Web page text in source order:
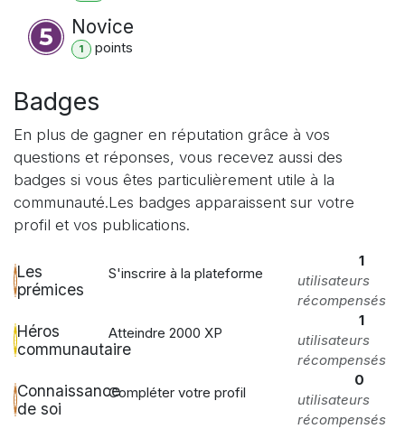
Novice
1 points
Badges
En plus de gagner en réputation grâce à vos
questions et réponses, vous recevez aussi des
badges si vous êtes particulièrement utile à la
communauté.Les badges apparaissent sur votre
profil et vos publications.
Les
prémices
S'inscrire à la plateforme
1
utilisateurs
récompensés
Héros
communautaire
Atteindre 2000 XP
1
utilisateurs
récompensés
Connaissance
de soi
Compléter votre profil
0
utilisateurs
récompensés